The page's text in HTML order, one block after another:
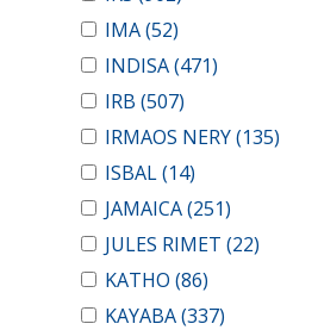
IMA(52)
INDISA(471)
IRB (507)
IRMAOS NERY(135)
ISBAL(14)
JAMAICA(251)
JULES RIMET (22)
KATHO (86)
KAYABA(337)